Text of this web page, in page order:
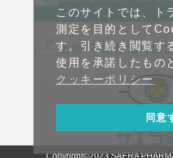
土地・不動産活用は
Copyright©2023 SAERA
このサイトでは、ト
測定を目的として
す。引き続き閲覧す
使用を承諾したもの
クッキーポリシー
同意